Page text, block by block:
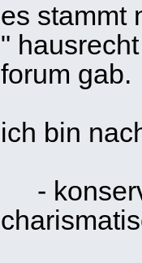
es stammt
"
forum gab.
ich bin
-